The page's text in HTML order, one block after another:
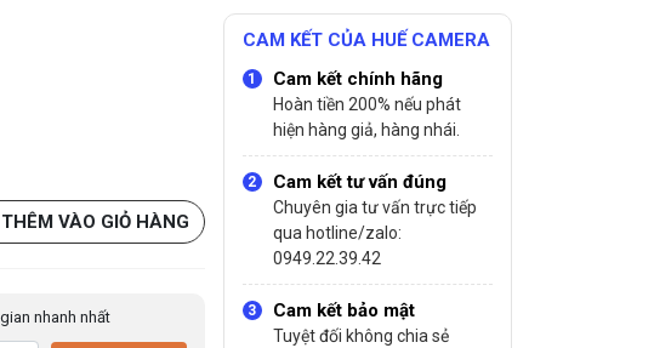
THÊM VÀO GIỎ HÀNG
nhanh nhất
CAM KẾT CỦA HUẾ CAMERA
Cam kết chính hãng
Hoàn tiền 200% nếu phát
hiện hàng giả, hàng nhái.
Cam kết tư vấn đúng
Chuyên gia tư vấn trực tiếp
qua hotline/zalo:
0949.22.39.42
Cam kết bảo mật
Tuyệt đối không chia sẻ